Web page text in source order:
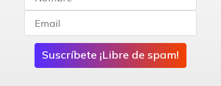
Suscríbete ¡Libre de spam!